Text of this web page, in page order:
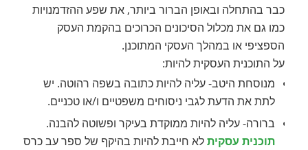
כבר בהתחלה ובאופן הברור ביותר, את שפע ההזדמנויות
כמו גם את מכלול הסיכונים הכרוכים בהקמת העסק
הספציפי או במהלך העסקי המתוכנן.
על התוכנית העסקית להיות:
מנוסחת היטב- עליה להיות כתובה בשפה רהוטה. יש
לתת את הדעת לגבי ניסוחים משפטיים ו/או טכניים.
ברורה- עליה להיות ממוקדת בעיקר ופשוטה להבנה.
תוכנית עסקיתלא חייבת להיות בהיקף של ספר עב כרס